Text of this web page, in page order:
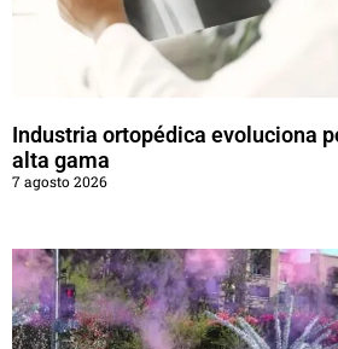
Industria ortopédica evoluciona
alta gama
7 agosto 2026